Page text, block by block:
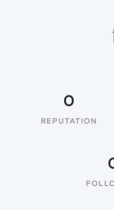
0
REPUTATION